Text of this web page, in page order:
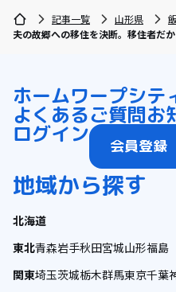
記事一覧 山形県
夫の故郷への移住を決断。移住者だ
ホームワープシテ
よくあるご質問お
ログイン 会員登録
地域から探す
北海道
東北青森岩手秋田宮城山形福島
関東埼玉茨城栃木群馬東京千葉